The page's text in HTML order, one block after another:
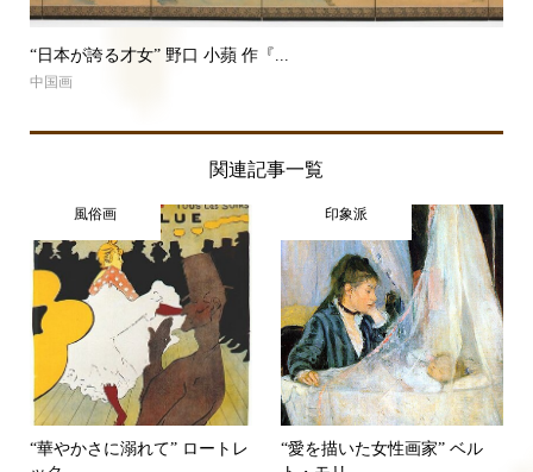
“日本が誇る才女” 野口 小蘋 作『...
中国画
関連記事一覧
風俗画
“華やかさに溺れて” ロートレ
印象派
“愛を描いた女性画家” ベル